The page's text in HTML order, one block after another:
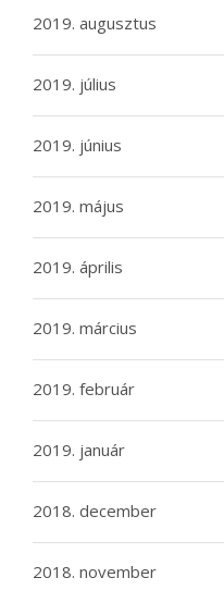
2019. augusztus
2019. július
2019. június
2019. május
2019. április
2019. március
2019. február
2019. január
2018. december
2018. november